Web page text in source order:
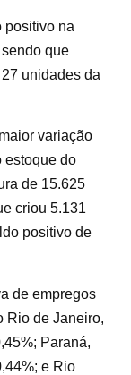
positivo na
que
unidades da
variação
estoque do
de 15.625
criou 5.131
positivo de
de empregos
Rio de Janeiro,
Paraná,
e Rio